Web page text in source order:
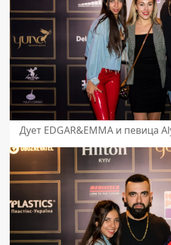
Дует EDGAR&EMMA и певица